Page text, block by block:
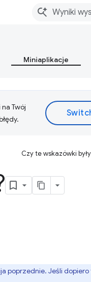
Miniaplikacje
Twój
Czy te wskazówki
poprzednie. Jeśli